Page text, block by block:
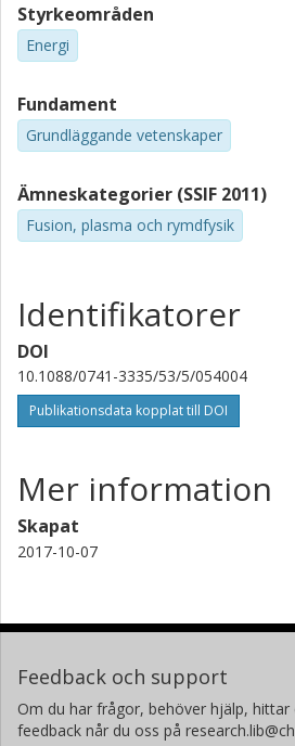
Styrkeområden
Energi
Fundament
Grundläggande vetenskaper
Ämneskategorier (SSIF 2011)
Fusion, plasma och rymdfysik
Identifikatorer
DOI
10.1088/0741-3335/53/5/054004
Publikationsdata kopplat till DOI
Mer information
Skapat
2017-10-07
Feedback och support
Om du har frågor, behöver hjälp, hittar
feedback når du oss på